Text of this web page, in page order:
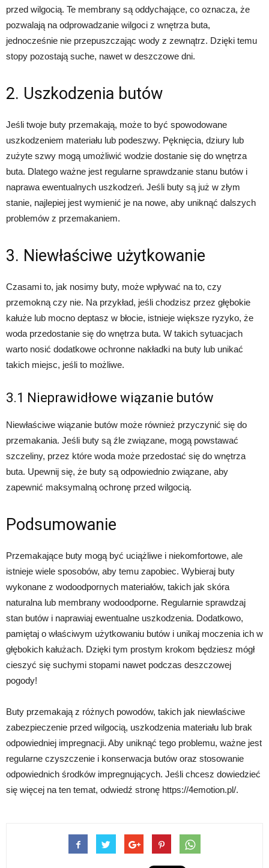
przed wilgocią. Te membrany są oddychające, co oznacza, że ​​
pozwalają na odprowadzanie wilgoci z wnętrza buta,
jednocześnie nie przepuszczając wody z zewnątrz. Dzięki temu
stopy pozostają suche, nawet w deszczowe dni.
2. Uszkodzenia butów
Jeśli twoje buty przemakają, może to być spowodowane
uszkodzeniem materiału lub podeszwy. Pęknięcia, dziury lub
zużyte szwy mogą umożliwić wodzie dostanie się do wnętrza
buta. Dlatego ważne jest regularne sprawdzanie stanu butów i
naprawa ewentualnych uszkodzeń. Jeśli buty są już w złym
stanie, najlepiej jest wymienić je na nowe, aby uniknąć dalszych
problemów z przemakaniem.
3. Niewłaściwe użytkowanie
Czasami to, jak nosimy buty, może wpływać na to, czy
przemokną czy nie. Na przykład, jeśli chodzisz przez głębokie
kałuże lub mocno deptasz w błocie, istnieje większe ryzyko, że
woda przedostanie się do wnętrza buta. W takich sytuacjach
warto nosić dodatkowe ochronne nakładki na buty lub unikać
takich miejsc, jeśli to możliwe.
3.1 Nieprawidłowe wiązanie butów
Niewłaściwe wiązanie butów może również przyczynić się do
przemakania. Jeśli buty są źle związane, mogą powstawać
szczeliny, przez które woda może przedostać się do wnętrza
buta. Upewnij się, że buty są odpowiednio związane, aby
zapewnić maksymalną ochronę przed wilgocią.
Podsumowanie
Przemakające buty mogą być uciążliwe i niekomfortowe, ale
istnieje wiele sposobów, aby temu zapobiec. Wybieraj buty
wykonane z wodoodpornych materiałów, takich jak skóra
naturalna lub membrany wodoodporne. Regularnie sprawdzaj
stan butów i naprawiaj ewentualne uszkodzenia. Dodatkowo,
pamiętaj o właściwym użytkowaniu butów i unikaj moczenia ich w
głębokich kałużach. Dzięki tym prostym krokom będziesz mógł
cieszyć się suchymi stopami nawet podczas deszczowej
pogody!
Buty przemakają z różnych powodów, takich jak niewłaściwe
zabezpieczenie przed wilgocią, uszkodzenia materiału lub brak
odpowiedniej impregnacji. Aby uniknąć tego problemu, ważne jest
regularne czyszczenie i konserwacja butów oraz stosowanie
odpowiednich środków impregnujących. Jeśli chcesz dowiedzieć
się więcej na ten temat, odwiedź stronę https://4emotion.pl/.